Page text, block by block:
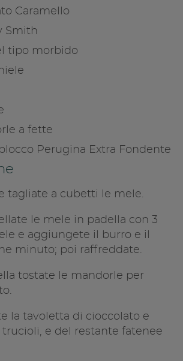
Caramello
Smith
tipo morbido
a fette
Perugina Extra Fondente
tagliate a cubetti le mele.
le mele in padella con 3
e aggiungete il burro e il
minuto; poi raffreddate.
tostate le mandorle per
la tavoletta di cioccolato e
trucioli, e del restante fatenee